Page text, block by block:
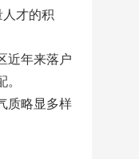
才的积
近年来落户
质略显多样